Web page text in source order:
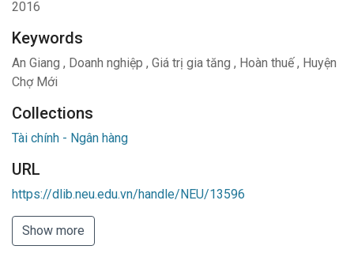
2016
Keywords
An Giang , Doanh nghiệp , Giá trị gia tăng , Hoàn thuế, Huyện
Chợ Mới
Collections
Tài chính - Ngân hàng
URL
https://dlib.neu.edu.vn/handle/NEU/13596
Show more